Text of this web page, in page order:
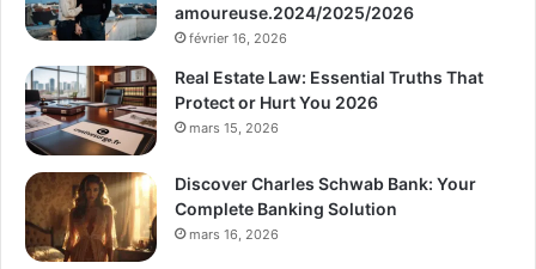
amoureuse.2024/2025/2026
février 16, 2026
Real Estate Law: Essential Truths That
Protect or Hurt You 2026
mars 15, 2026
Discover Charles Schwab Bank: Your
Complete Banking Solution
mars 16, 2026